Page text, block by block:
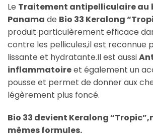
Le Traitement antipelliculaire au
Panama de Bio 33 Keralong
produit particulèrement efficace
contre les pellicules,il est reconnue
lissante et hydratante.Il est aussi
inflammatoireet également un
pousse et permet de donner aux
légèrement plus foncé.
Bio 33 devient Keralong
mêmes formules.